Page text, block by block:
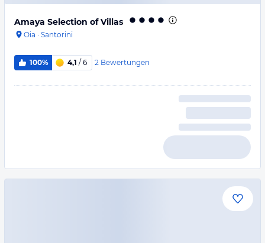
Amaya Selection of Villas
Oia · Santorini
100% 4,1 / 6 2 Bewertungen